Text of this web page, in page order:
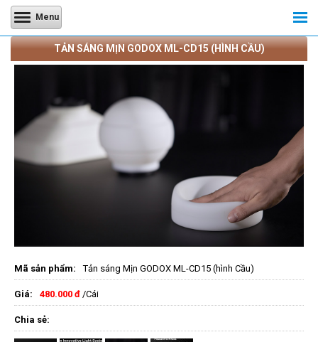
Menu
TẢN SÁNG MỊN GODOX ML-CD15 (HÌNH CẦU)
Mã sản phẩm: Tản sáng Mịn GODOX ML-CD15 (hình Cầu)
Giá: 480.000 đ /Cái
Chia sẻ: